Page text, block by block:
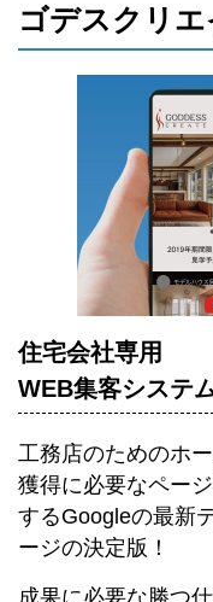
ゴデスクリ
住宅会社専用
WEB集客システ
工務店のためのホ
獲得に必要なペー
するGoogleの最新
ージの決定版！
成果に必要な勝つ